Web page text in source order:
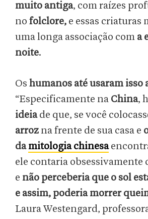
muito antiga, com raízes
no folclore, e essas criaturas
uma longa associação com a
noite.
Os humanos até usaram isso
“Especificamente na China,
ideiade que, se você
arroz na frente de sua casa e
damitologia chinesa
ele contaria obsessivamente
e não perceberia que o sol
e assim, poderia morrer
Laura Westengard,